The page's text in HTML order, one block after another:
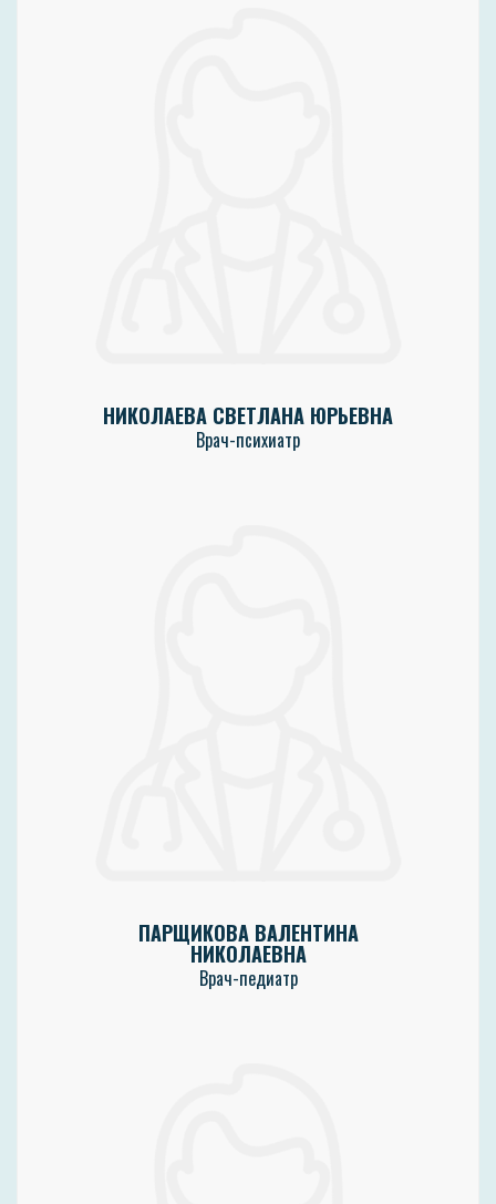
НИКОЛАЕВА СВЕТЛАНА ЮРЬЕВНА
Врач-психиатр
ПАРЩИКОВА ВАЛЕНТИНА
НИКОЛАЕВНА
Врач-педиатр